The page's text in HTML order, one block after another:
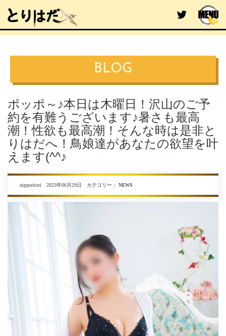
BLOG
ポッポ～♪本日は木曜日！沢山のご予
約を有難うございます♪暑さも最高
潮！性欲も最高潮！そんな時は是非と
りはだへ！鳥娘達があなたの欲望を叶
えます(^^♪
nipporitori 2023年06月29日 カテゴリー： NEWS